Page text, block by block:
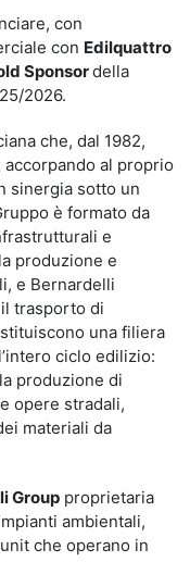
con
con Edilquattro
Sponsordella
2026.
che, dal 1982,
accorpando al proprio
sinergia sotto un
è formato da
e
produzione e
e Bernardelli
trasporto di
una filiera
ciclo edilizio:
produzione di
opere stradali,
materiali da
Group proprietaria
ambientali,
che operano in